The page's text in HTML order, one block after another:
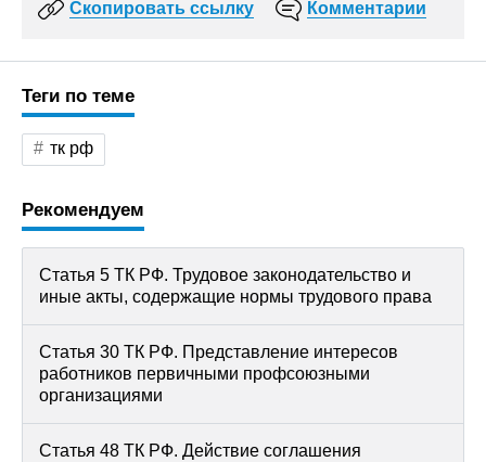
Скопировать ссылку Комментарии
Теги по теме
тк рф
Рекомендуем
Статья 5 ТК РФ. Трудовое законодательство и
иные акты, содержащие нормы трудового права
Статья 30 ТК РФ. Представление интересов
работников первичными профсоюзными
организациями
Статья 48 ТК РФ. Действие соглашения